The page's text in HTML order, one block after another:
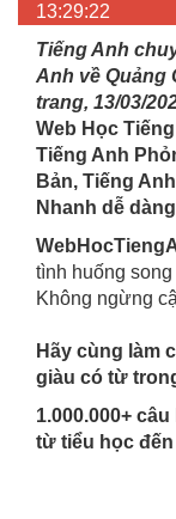
13:29:22
Tiếng Anh
Anh về Quảng
trang, 13/03/
Web Học
Tiếng Anh
Bản, Tiếng
Nhanh dễ
tình huống
Không ngừng
Hãy cùng làm
giàu có từ
1.000.000+
từ tiểu học đến